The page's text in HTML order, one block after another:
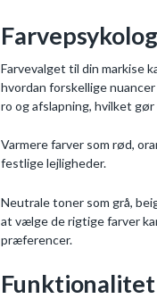
Farvevalget til din markise
hvordan forskellige
ro og afslapning, hvilket
Varmere farver som rød,
festlige lejligheder.
Neutrale toner som grå,
at vælge de rigtige farver
præferencer.
Funktionalitet